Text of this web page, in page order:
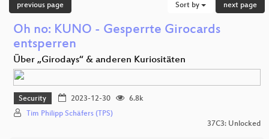
previous page Sort by next page
Oh no: KUNO - Gesperrte Girocards
entsperren
Über „Girodays“ & anderen Kuriositäten
Security 2023-12-30
6.8k
Tim Philipp Schäfers (TPS)
37C3: Unlocked